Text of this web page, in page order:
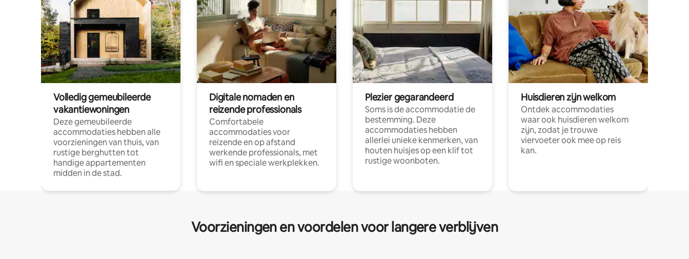
Volledig gemeubileerde
vakantiewoningen
Deze gemeubileerde
accommodaties hebben alle
voorzieningen van thuis, van
rustige berghutten tot
handige appartementen
midden in de stad.
Digitale nomaden en
reizende professionals
Comfortabele
accommodaties voor
reizende en op afstand
werkende professionals, met
wifi en speciale werkplekken.
Plezier gegarandeerd
Soms is de accommodatie de
bestemming. Deze
accommodaties hebben
allerlei unieke kenmerken, van
houten huisjes op een klif tot
rustige woonboten.
Huisdieren zijn welkom
Ontdek accommodaties
waar ook huisdieren welkom
zijn, zodat je trouwe
viervoeter ook mee op reis
kan.
Voorzieningen en voordelen voor langere verblijven